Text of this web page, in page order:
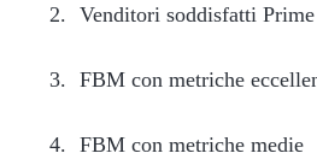
Venditori soddisfatti
FBM con metriche
FBM con metriche medie